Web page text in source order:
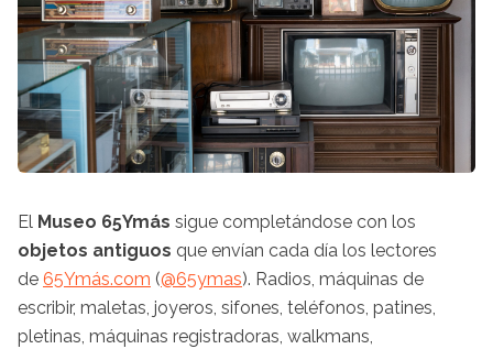
El Museo 65Ymás sigue completándose con los
objetos antiguos que envían cada día los lectores
de 65Ymás.com (@65ymas). Radios, máquinas de
escribir, maletas, joyeros, sifones, teléfonos, patines,
pletinas, máquinas registradoras, walkmans,